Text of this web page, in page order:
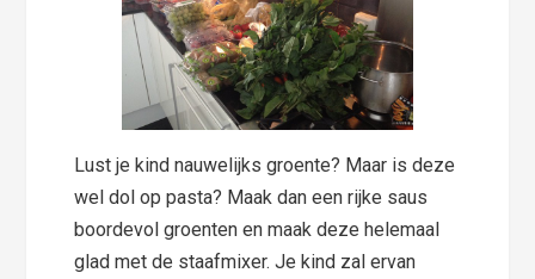
Lust je kind nauwelijks groente? Maar is deze
wel dol op pasta? Maak dan een rijke saus
boordevol groenten en maak deze helemaal
glad met de staafmixer. Je kind zal ervan